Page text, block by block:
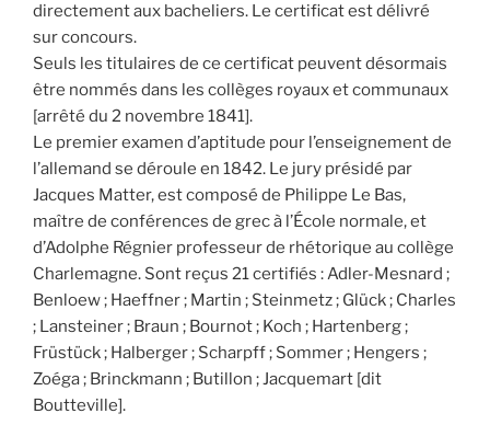
directement aux bacheliers. Le certificat est délivré
sur concours.
Seuls les titulaires de ce certificat peuvent désormais
être nommés dans les collèges royaux et communaux
[arrêté du 2 novembre 1841].
Le premier examen d’aptitude pour l’enseignement de
l’allemand se déroule en 1842. Le jury présidé par
Jacques Matter, est composé de Philippe Le Bas,
maître de conférences de grec à l’École normale, et
d’Adolphe Régnier professeur de rhétorique au collège
Charlemagne. Sont reçus 21 certifiés : Adler-Mesnard ;
Benloew ; Haeffner ; Martin ; Steinmetz ; Glück ; Charles
; Lansteiner ; Braun ; Bournot ; Koch ; Hartenberg ;
Früstück ; Halberger ; Scharpff ; Sommer ; Hengers ;
Zoéga ; Brinckmann ; Butillon ; Jacquemart [dit
Boutteville].